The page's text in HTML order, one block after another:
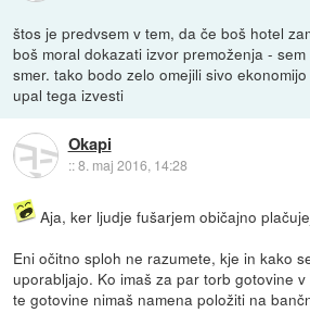
štos je predvsem v tem, da če boš hotel
boš moral dokazati izvor premoženja -
smer. tako bodo zelo omejili sivo
upal tega izvesti
Okapi
::8. maj 2016, 14:28
Aja, ker ljudje fušarjem običajno
Eni očitno sploh ne razumete, kje in kako
uporabljajo. Ko imaš za par torb gotovine
te gotovine nimaš namena položiti na